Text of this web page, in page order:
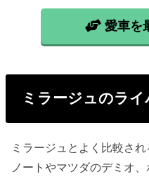
愛車を
ミラージュのライ
ミラージュとよく比較さ
ノートやマツダのデミオ